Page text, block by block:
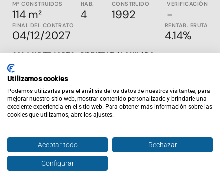
M² CONSTRUIDOS
114 m²
HAB.
4
CONSTRUIDO
1992
VERIFICACIÓN
-
FINAL DEL CONTRATO
04/12/2027
RENTAB. BRUTA
4.14%
SOLO INVERSORES - INMUEBLE ALQUILADO
Propiedad con inquilino construida en 1992 en Coria, Cáceres,
es un piso que cuenta con 99,13m2 útiles. Se desconoce el
estado de conservación de la vivienda.
No disponemos de los gastos del piso.
rentabilidad en todo el país. Todos los activos publicados
son en EXCLUSIVA y están alquilados y al día de pago. Si
entras en la web tendrás acceso al contrato de alquiler
vigente, renta mensual, rentabilidad y un completo análisis
Enviar oferta
Utilizamos cookies
Podemos utilizarlas para el análisis de los datos de nuestros visitantes, para
mejorar nuestro sitio web, mostrar contenido personalizado y brindarle una
excelente experiencia en el sitio web. Para obtener más información sobre las
cookies que utilizamos, abre los ajustes.
Aceptar todo Rechazar
Configurar